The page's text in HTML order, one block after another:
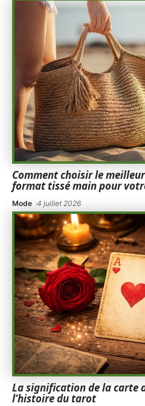
Comment choisir le
format tissé main pour
Mode 4 juillet 2026
La signification de la carte
l’histoire du tarot